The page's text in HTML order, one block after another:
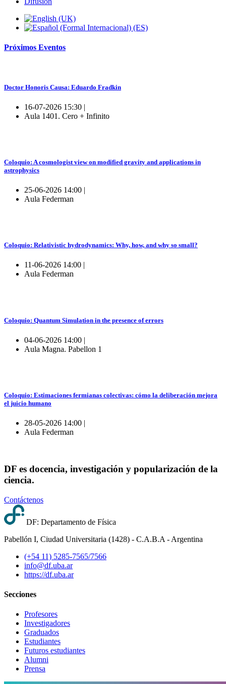
Próximos Eventos
Doctor Honoris Causa: Eduardo Fradkin
16-07-2026 15:30 |
Aula 1401. Cero + Infinito
Coloquio: A cosmologist view on modified gravity and applications in
astrophysics
25-06-2026 14:00 |
Aula Federman
Coloquio: Relativistic hydrodynamics: Why, how, and why so small?
11-06-2026 14:00 |
Aula Federman
Coloquio: Quantum Simulation in the presence of errors
04-06-2026 14:00 |
Aula Magna. Pabellon 1
Coloquio: Estimaciones fermianas colectivas: cómo la deliberación mejora
el juicio humano
28-05-2026 14:00 |
Aula Federman
DF es docencia, investigación y popularización de la
ciencia.
Contáctenos
DF: Departamento de Física
Pabellón I, Ciudad Universitaria (1428) - C.A.B.A - Argentina
(+54 11) 5285-7565/7566
info@df.uba.ar
https://df.uba.ar
Secciones
Profesores
Investigadores
Graduados
Estudiantes
Futuros estudiantes
Alumni
Prensa